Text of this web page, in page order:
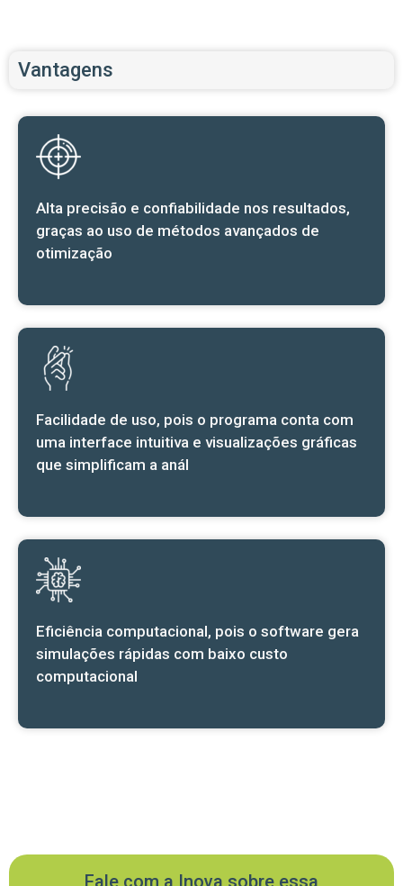
Vantagens
Alta precisão e confiabilidade nos resultados,
graças ao uso de métodos avançados de
otimização
Facilidade de uso, pois o programa conta com
uma interface intuitiva e visualizações gráficas
que simplificam a anál
Eficiência computacional, pois o software gera
simulações rápidas com baixo custo
computacional
Fale com a Inova sobre essa